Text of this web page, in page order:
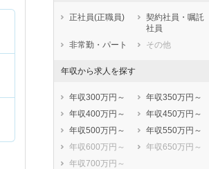
正社員(正職員)
契約社員・嘱託
社員
非常勤・パート
その他
年収から求人を探す
年収300万円～
年収350万円～
年収400万円～
年収450万円～
年収500万円～
年収550万円～
年収600万円～
年収650万円～
年収700万円～